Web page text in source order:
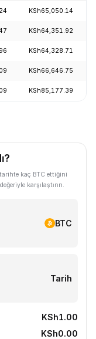
KSh65,050.14
KSh64,351.92
KSh64,328.71
KSh66,646.75
KSh85,177.39
kaç BTC ettiğini
karşılaştırın.
BTC
Tarih
KSh1.00
KSh0.00